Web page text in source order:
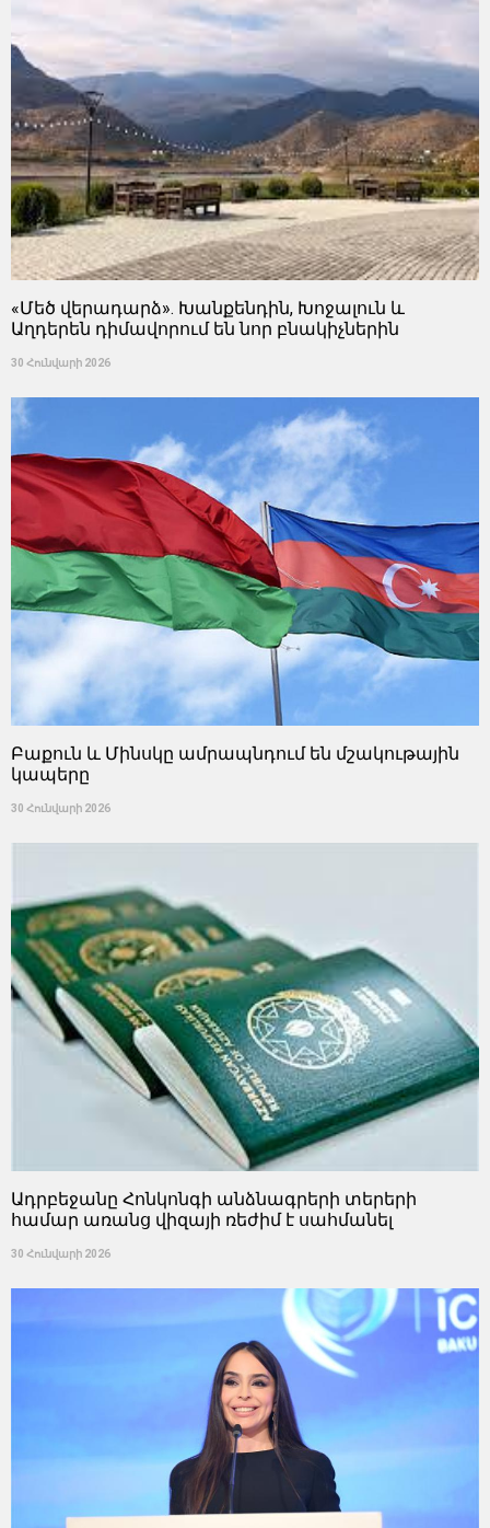
«Մեծ վերադարձ». Խանքենդին, Խոջալուն և
Աղդերեն դիմավորում են նոր բնակիչներին
30 Հունվարի 2026
Բաքուն և Մինսկը ամրապնդում են մշակութային
կապերը
30 Հունվարի 2026
Ադրբեջանը Հոնկոնգի անձնագրերի տերերի
համար առանց վիզայի ռեժիմ է սահմանել
30 Հունվարի 2026